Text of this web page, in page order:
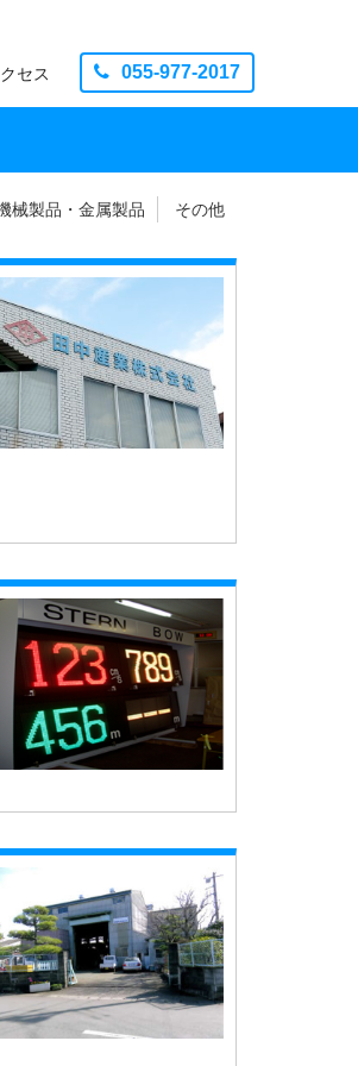
055-977-2017
セス
械製品・金属製品 その他